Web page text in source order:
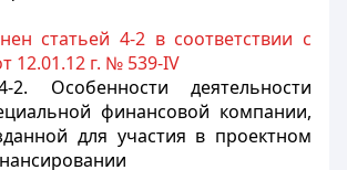
статьей 4-2 в соответствии с
12.01.12 г. № 539-IV
2. Особенности деятельности
финансовой компании,
для участия в проектном